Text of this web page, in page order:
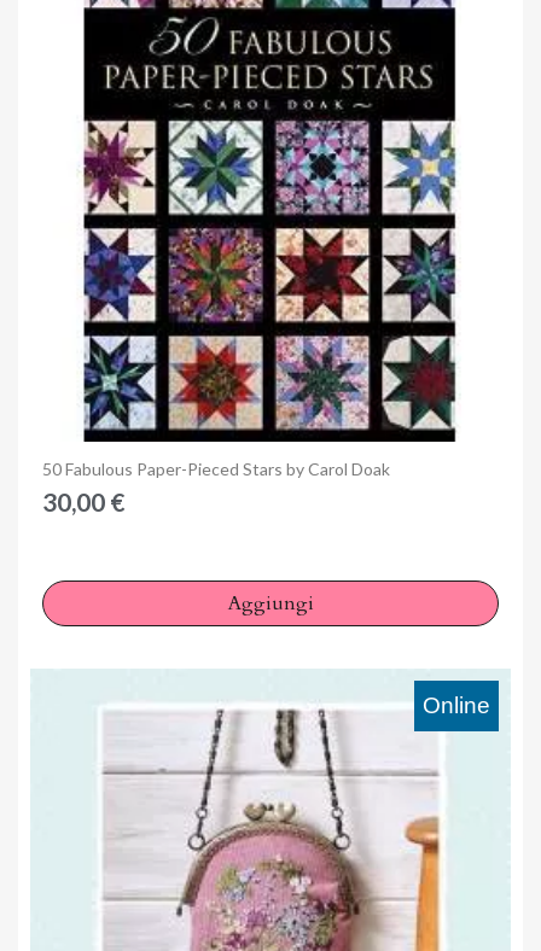
Anteprima
50 Fabulous Paper-Pieced Stars by Carol Doak
30,00 €
Aggiungi
Online